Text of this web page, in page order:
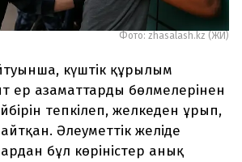
Фото: zhasalash.kz (ЖИ)
күштік құрылым
ер азаматтарды бөлмелерінен
тепкілеп, желкеден ұрып,
Әлеуметтік желіде
бұл көріністер анық